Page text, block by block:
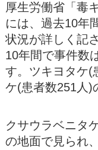
厚生労働省「毒
には、過去10年
状況が詳しく記
10年間で事件数
す。ツキヨタケ(
ケ(患者数251人)
クサウラベニタ
の地面で見られ